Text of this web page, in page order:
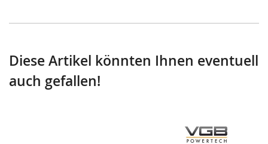
Diese Artikel könnten Ihnen eventuell
auch gefallen!